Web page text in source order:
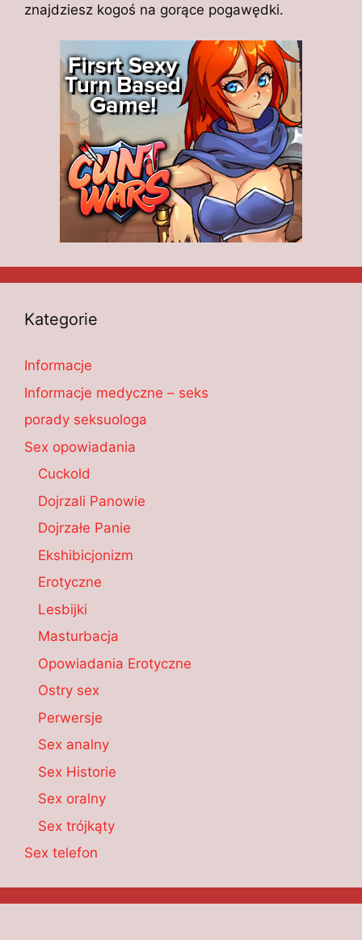
znajdziesz kogoś na gorące pogawędki.
Kategorie
Informacje
Informacje medyczne – seks
porady seksuologa
Sex opowiadania
Cuckold
Dojrzali Panowie
Dojrzałe Panie
Ekshibicjonizm
Erotyczne
Lesbijki
Masturbacja
Opowiadania Erotyczne
Ostry sex
Perwersje
Sex analny
Sex Historie
Sex oralny
Sex trójkąty
Sex telefon